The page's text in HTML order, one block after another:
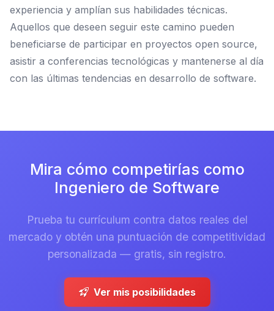
experiencia y amplían sus habilidades técnicas.
Aquellos que deseen seguir este camino pueden
beneficiarse de participar en proyectos open source,
asistir a conferencias tecnológicas y mantenerse al día
con las últimas tendencias en desarrollo de software.
Mira cómo competirías como
Ingeniero de Software
Prueba tu currículum contra datos reales del
mercado y obtén una puntuación de competitividad
personalizada — gratis, sin registro.
Ver mis posibilidades